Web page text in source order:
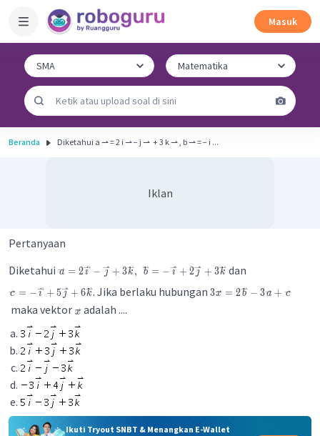
Masuk
Beranda Diketahui a ⇀ = 2 i ⇀ − j ⇀ ​ + 3 k ⇀ , b ⇀ = − i ...
Iklan
Pertanyaan
Diketahui a
⇀ = 2i − j + 3k , b = − i + 2j + 3kdan
c = − i
⇀
+ 5 j
⇀
+ 6k. Jika berlaku hubungan3x = 2b − 3a + c
maka vektor x adalah ....
Ikuti Tryout SNBT & Menangkan E-Wallet